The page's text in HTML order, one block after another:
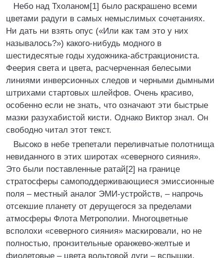
Небо над Тхоланом[1] было раскрашено всеми
цветами радуги в самых немыслимых сочетаниях.
Ни дать ни взять опус («Или как там это у них
называлось?») какого-нибудь модного в
шестидесятые годы художника-абстракциониста.
Феерия света и цвета, расчерченная белесыми
линиями инверсионных следов и черными дымными
штрихами стартовых шлейфов. Очень красиво,
особенно если не знать, что означают эти быстрые
мазки разухабистой кисти. Однако Виктор знал. Он
свободно читал этот текст.
Высоко в небе трепетали переливчатые полотнища
невиданного в этих широтах «северного сияния».
Это были поставленные ратай[2] на границе
стратосферы самоподдерживающиеся эмиссионные
поля – местный аналог ЭМИ-устройств, – напрочь
отсекшие планету от дерущегося за пределами
атмосферы Флота Метрополии. Многоцветные
всполохи «северного сияния» маскировали, но не
полностью, пронзительные оранжево-желтые и
фиолетовые – цвета вольтовой дуги – вспышки.